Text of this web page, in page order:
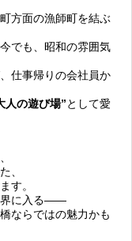
方面の漁師町を結ぶ
でも、昭和の雰囲気
仕事帰りの会社員か
人の遊び場”として愛
、
す。
界に入る――
ならではの魅力かも